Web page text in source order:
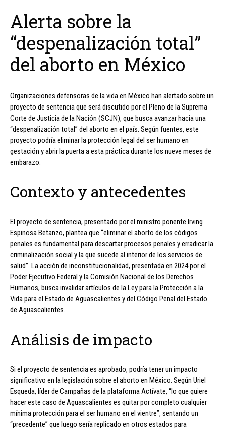
Alerta sobre la
“despenalización total”
del aborto en México
Organizaciones defensoras de la vida en México han alertado sobre un
proyecto de sentencia que será discutido por el Pleno de la Suprema
Corte de Justicia de la Nación (SCJN), que busca avanzar hacia una
“despenalización total” del aborto en el país. Según fuentes, este
proyecto podría eliminar la protección legal del ser humano en
gestación y abrir la puerta a esta práctica durante los nueve meses de
embarazo.
Contexto y antecedentes
El proyecto de sentencia, presentado por el ministro ponente Irving
Espinosa Betanzo, plantea que “eliminar el aborto de los códigos
penales es fundamental para descartar procesos penales y erradicar la
criminalización social y la que sucede al interior de los servicios de
salud”. La acción de inconstitucionalidad, presentada en 2024 por el
Poder Ejecutivo Federal y la Comisión Nacional de los Derechos
Humanos, busca invalidar artículos de la Ley para la Protección a la
Vida para el Estado de Aguascalientes y del Código Penal del Estado
de Aguascalientes.
Análisis de impacto
Si el proyecto de sentencia es aprobado, podría tener un impacto
significativo en la legislación sobre el aborto en México. Según Uriel
Esqueda, líder de Campañas de la plataforma Actívate, “lo que quiere
hacer este caso de Aguascalientes es quitar por completo cualquier
mínima protección para el ser humano en el vientre”, sentando un
“precedente” que luego sería replicado en otros estados para